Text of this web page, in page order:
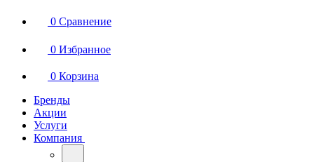
0 Сравнение
0 Избранное
0 Корзина
Бренды
Акции
Услуги
Компания